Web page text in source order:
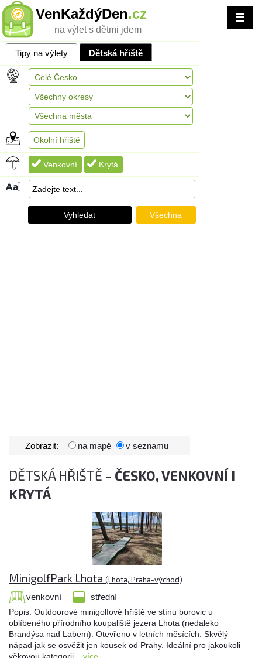
VenKaždýDen.cz
na výlet s dětmi jdem
Tipy na výlety Dětská hřiště
Okolní hřiště
Venkovní Krytá
Zobrazit: na mapě v seznamu
DĚTSKÁ HŘIŠTĚ - ČESKO, VENKOVNÍ I
KRYTÁ
MinigolfPark Lhota (Lhota, Praha-východ)
venkovní střední
Popis: Outdoorové minigolfové hřiště ve stínu borovic u
oblíbeného přírodního koupaliště jezera Lhota (nedaleko
Brandýsa nad Labem). Otevřeno v letních měsících. Skvělý
nápad jak se osvěžit jen kousek od Prahy. Ideální pro jakoukoli